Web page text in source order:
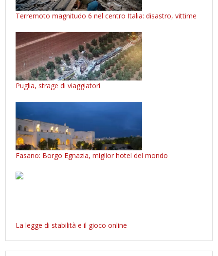
Terremoto magnitudo 6 nel centro Italia: disastro, vittime
Puglia, strage di viaggiatori
Fasano: Borgo Egnazia, miglior hotel del mondo
La legge di stabilità e il gioco online